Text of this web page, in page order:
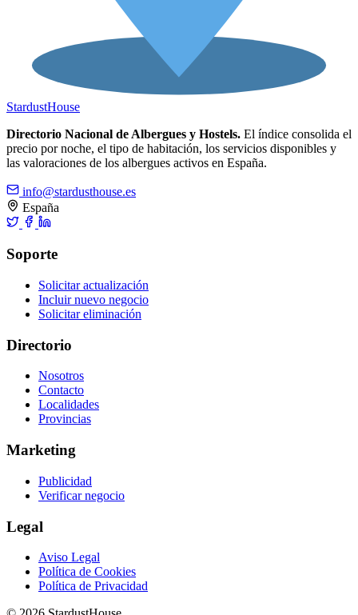
StardustHouse
Directorio Nacional de Albergues y Hostels. El índice consolida el
precio por noche, el tipo de habitación, los servicios disponibles y
las valoraciones de los albergues activos en España.
info@stardusthouse.es
España
Soporte
Solicitar actualización
Incluir nuevo negocio
Solicitar eliminación
Directorio
Nosotros
Contacto
Localidades
Provincias
Marketing
Publicidad
Verificar negocio
Legal
Aviso Legal
Política de Cookies
Política de Privacidad